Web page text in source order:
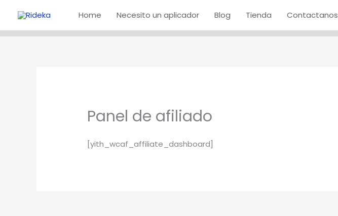
contenido
Home Necesito un aplicador Blog Tienda Contactanos
Panel de afiliado
[yith_wcaf_affiliate_dashboard]